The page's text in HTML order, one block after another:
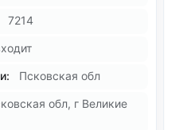
7214
Псковская обл
обл, г Великие